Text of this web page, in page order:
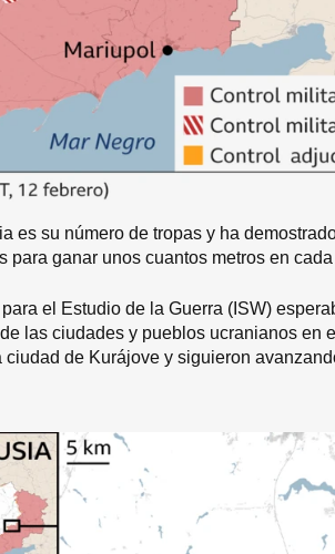
es su número de tropas y ha
para ganar unos cuantos metros en
el Estudio de la Guerra (ISW)
las ciudades y pueblos ucranianos en
ciudad de Kurájove y siguieron